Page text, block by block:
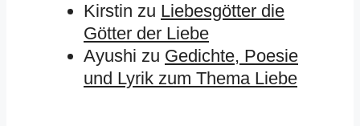
Kirstin zu Liebesgötter die
Götter der Liebe
Ayushi zu Gedichte, Poesie
und Lyrik zum Thema Liebe